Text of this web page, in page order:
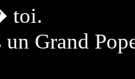
toi.
Grand